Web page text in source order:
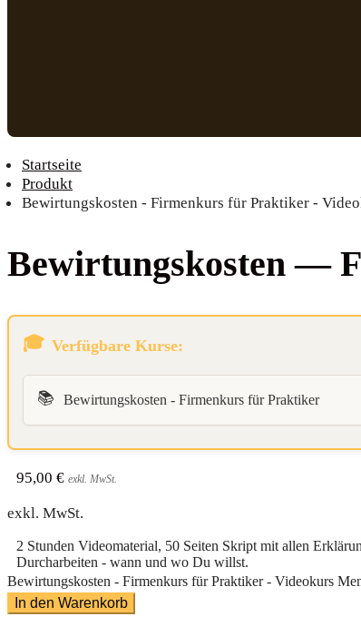
Startseite
Produkt
Bewirtungskosten - Firmenkurs für Praktiker -
Bewir­tungs­kos­ten —
Verfügbare Kurse:
📚 Bewirtungskosten - Firmenkurs für Praktiker
95,00 € exkl. MwSt.
exkl. MwSt.
2 Stunden Videomaterial, 50 Seiten Skript mit allen
Durcharbeiten - wann und wo Du willst.
Bewirtungskosten - Firmenkurs für Praktiker - Videokurs
In den Warenkorb